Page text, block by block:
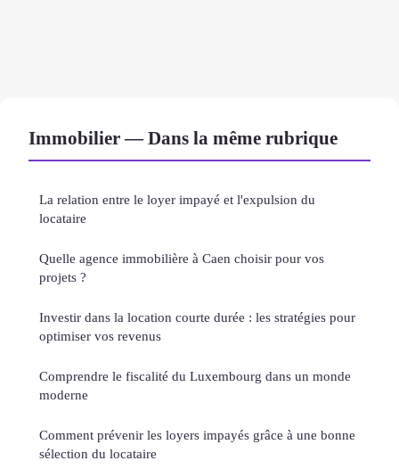
Immobilier — Dans la même rubrique
La relation entre le loyer impayé et l'expulsion du
locataire
Quelle agence immobilière à Caen choisir pour vos
projets ?
Investir dans la location courte durée : les stratégies pour
optimiser vos revenus
Comprendre le fiscalité du Luxembourg dans un monde
moderne
Comment prévenir les loyers impayés grâce à une bonne
sélection du locataire